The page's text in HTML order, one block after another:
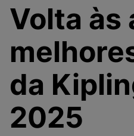
Volta às
da
2025
º
MELISSA SLIDE
8º
NEW 530
9º
VANS TÊNIS VANS